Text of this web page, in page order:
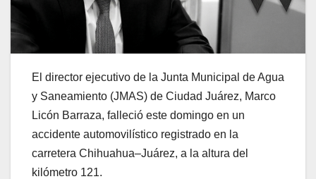
El director ejecutivo de la Junta Municipal de Agua
y Saneamiento (JMAS) de Ciudad Juárez, Marco
Licón Barraza, falleció este domingo en un
accidente automovilístico registrado en la
carretera Chihuahua–Juárez, a la altura del
kilómetro 121.